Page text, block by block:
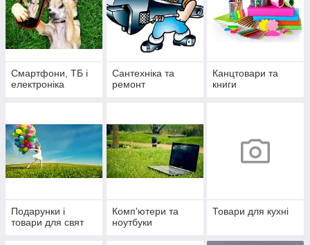
Смартфони, ТБ і
електроніка
Сантехніка та
ремонт
Канцтовари та
книги
Подарунки і
товари для свят
Комп'ютери та
ноутбуки
Товари для кухні